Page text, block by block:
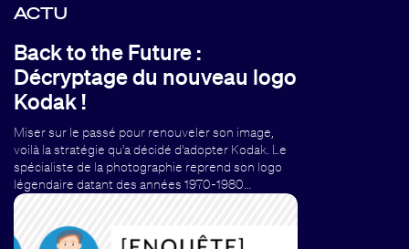
ACTU
Back to the Future :
Décryptage du nouveau logo
Kodak !
Miser sur le passé pour renouveler son image,
voilà la stratégie qu'a décidé d'adopter Kodak. Le
spécialiste de la photographie reprend son logo
légendaire datant des années 1970-1980…